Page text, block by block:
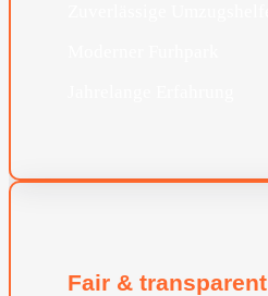
Fair & transparent